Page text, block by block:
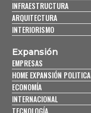
INFRAESTRUCTURA
ARQUITECTURA
INTERIORISMO
Expansión
EMPRESAS
HOME EXPANSIÓN POLITICA
ECONOMÍA
INTERNACIONAL